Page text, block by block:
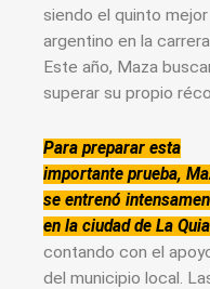
siendo el quinto mejor
argentino en la
Este año, Maza
superar su propio
Para preparar esta
importante prueba,
se entrenó
en la ciudad de La
contando con el
del municipio local.